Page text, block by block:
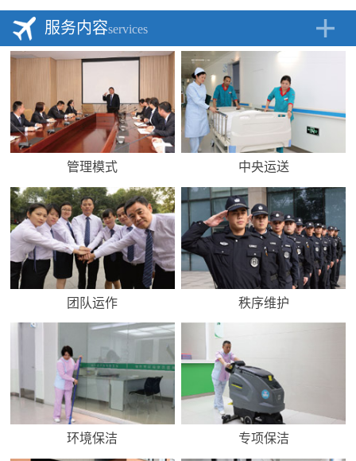
服务内容services
管理模式 中央运送
团队运作 秩序维护
环境保洁 专项保洁